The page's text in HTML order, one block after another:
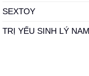
SEXTOY
TRỊ YẾU SINH LÝ NAM